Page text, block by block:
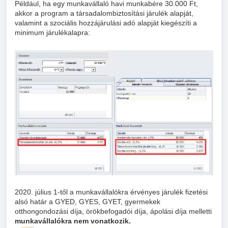
Például, ha egy munkavállaló havi munkabére 30.000 Ft,
akkor a program a társadalombiztosítási járulék alapját,
valamint a szociális hozzájárulási adó alapját kiegészíti a
minimum járulékalapra:
2020. július 1-től a munkavállalókra érvényes járulék fizetési
alsó határ a GYED, GYES, GYET, gyermekek
otthongondozási díja, örökbefogadói díja, ápolási díja melletti
munkavállalókra nem vonatkozik.